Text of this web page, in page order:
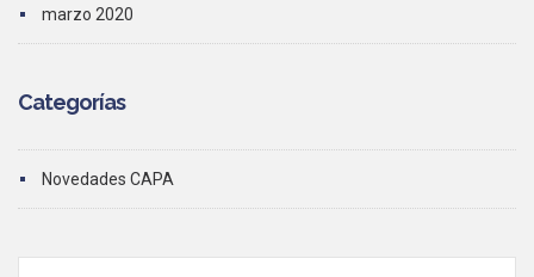
marzo 2020
Categorías
Novedades CAPA